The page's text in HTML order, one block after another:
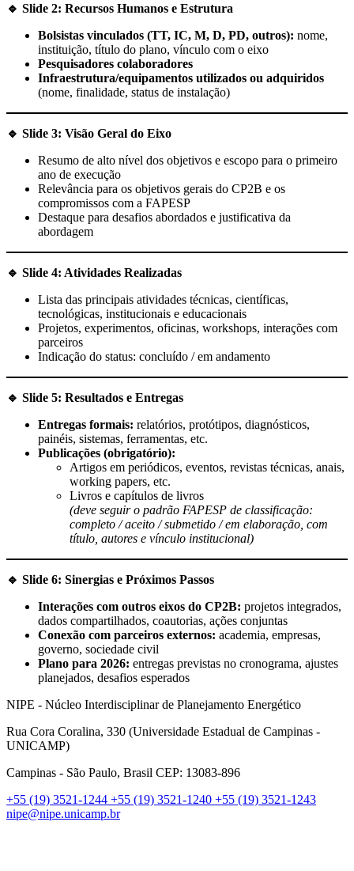
🔹 Slide 2: Recursos Humanos e Estrutura
Bolsistas vinculados (TT, IC, M, D, PD, outros): nome,
instituição, título do plano, vínculo com o eixo
Pesquisadores colaboradores
Infraestrutura/equipamentos utilizados ou adquiridos
(nome, finalidade, status de instalação)
🔹 Slide 3: Visão Geral do Eixo
Resumo de alto nível dos objetivos e escopo para o primeiro
ano de execução
Relevância para os objetivos gerais do CP2B e os
compromissos com a FAPESP
Destaque para desafios abordados e justificativa da
abordagem
🔹 Slide 4: Atividades Realizadas
Lista das principais atividades técnicas, científicas,
tecnológicas, institucionais e educacionais
Projetos, experimentos, oficinas, workshops, interações com
parceiros
Indicação do status: concluído / em andamento
🔹 Slide 5: Resultados e Entregas
Entregas formais: relatórios, protótipos, diagnósticos,
painéis, sistemas, ferramentas, etc.
Publicações (obrigatório):
Artigos em periódicos, eventos, revistas técnicas, anais,
working papers, etc.
Livros e capítulos de livros
(deve seguir o padrão FAPESP de classificação:
completo / aceito / submetido / em elaboração, com
título, autores e vínculo institucional)
🔹 Slide 6: Sinergias e Próximos Passos
Interações com outros eixos do CP2B: projetos integrados,
dados compartilhados, coautorias, ações conjuntas
Conexão com parceiros externos: academia, empresas,
governo, sociedade civil
Plano para 2026: entregas previstas no cronograma, ajustes
planejados, desafios esperados
NIPE - Núcleo Interdisciplinar de Planejamento Energético
Rua Cora Coralina, 330 (Universidade Estadual de Campinas -
UNICAMP)
Campinas - São Paulo, Brasil CEP: 13083-896
+55 (19) 3521-1244 +55 (19) 3521-1240 +55 (19) 3521-1243
nipe@nipe.unicamp.br